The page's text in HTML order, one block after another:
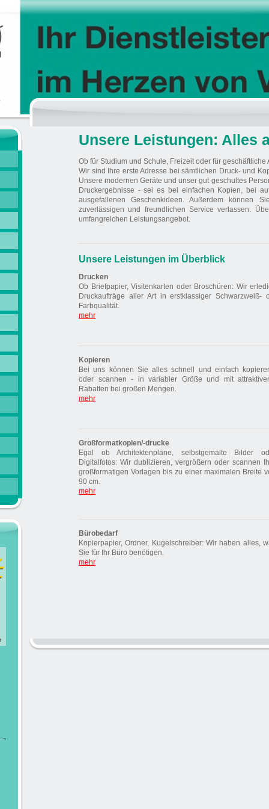
Unsere Leistungen: Alles
Ob für Studium und Schule, Freizeit oder für geschäftliche
Wir sind Ihre erste Adresse bei sämtlichen Druck- und
Unsere modernen Geräte und unser gut geschultes
Druckergebnisse - sei es bei einfachen Kopien, bei
ausgefallenen Geschenkideen. Außerdem können
zuverlässigen und freundlichen Service verlassen.
umfangreichen Leistungsangebot.
Unsere Leistungen im Überblick
Drucken
Ob Briefpapier, Visitenkarten oder Broschüren: Wir
Druckaufträge aller Art in erstklassiger Schwarzweiß-
Farbqualität.
mehr
Kopieren
Bei uns können Sie alles schnell und einfach
oder scannen - in variabler Größe und mit
Rabatten bei großen Mengen.
mehr
Großformatkopien/-drucke
Egal ob Architektenpläne, selbstgemalte Bilder
Digitalfotos: Wir dublizieren, vergrößern oder scannen
großformatigen Vorlagen bis zu einer maximalen Breite
90 cm.
mehr
Bürobedarf
Kopierpapier, Ordner, Kugelschreiber: Wir haben alles,
Sie für Ihr Büro benötigen.
mehr